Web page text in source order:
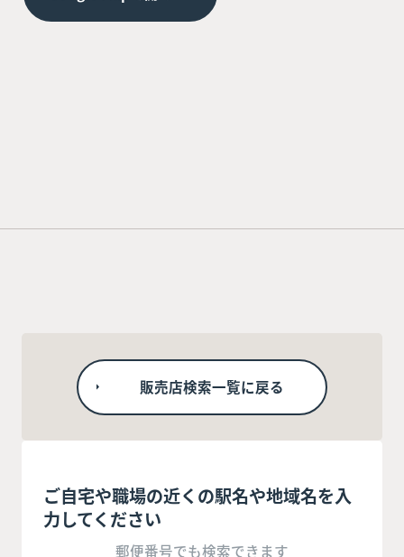
販売店検索一覧に戻る
ご自宅や職場の近くの駅名や地域名を入
力してください
郵便番号でも検索できます